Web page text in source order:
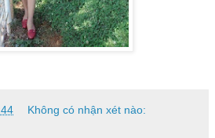
Không có nhận xét nào: